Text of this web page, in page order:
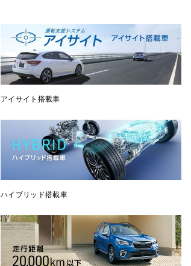
アイサイト搭載車
ハイブリッド搭載車